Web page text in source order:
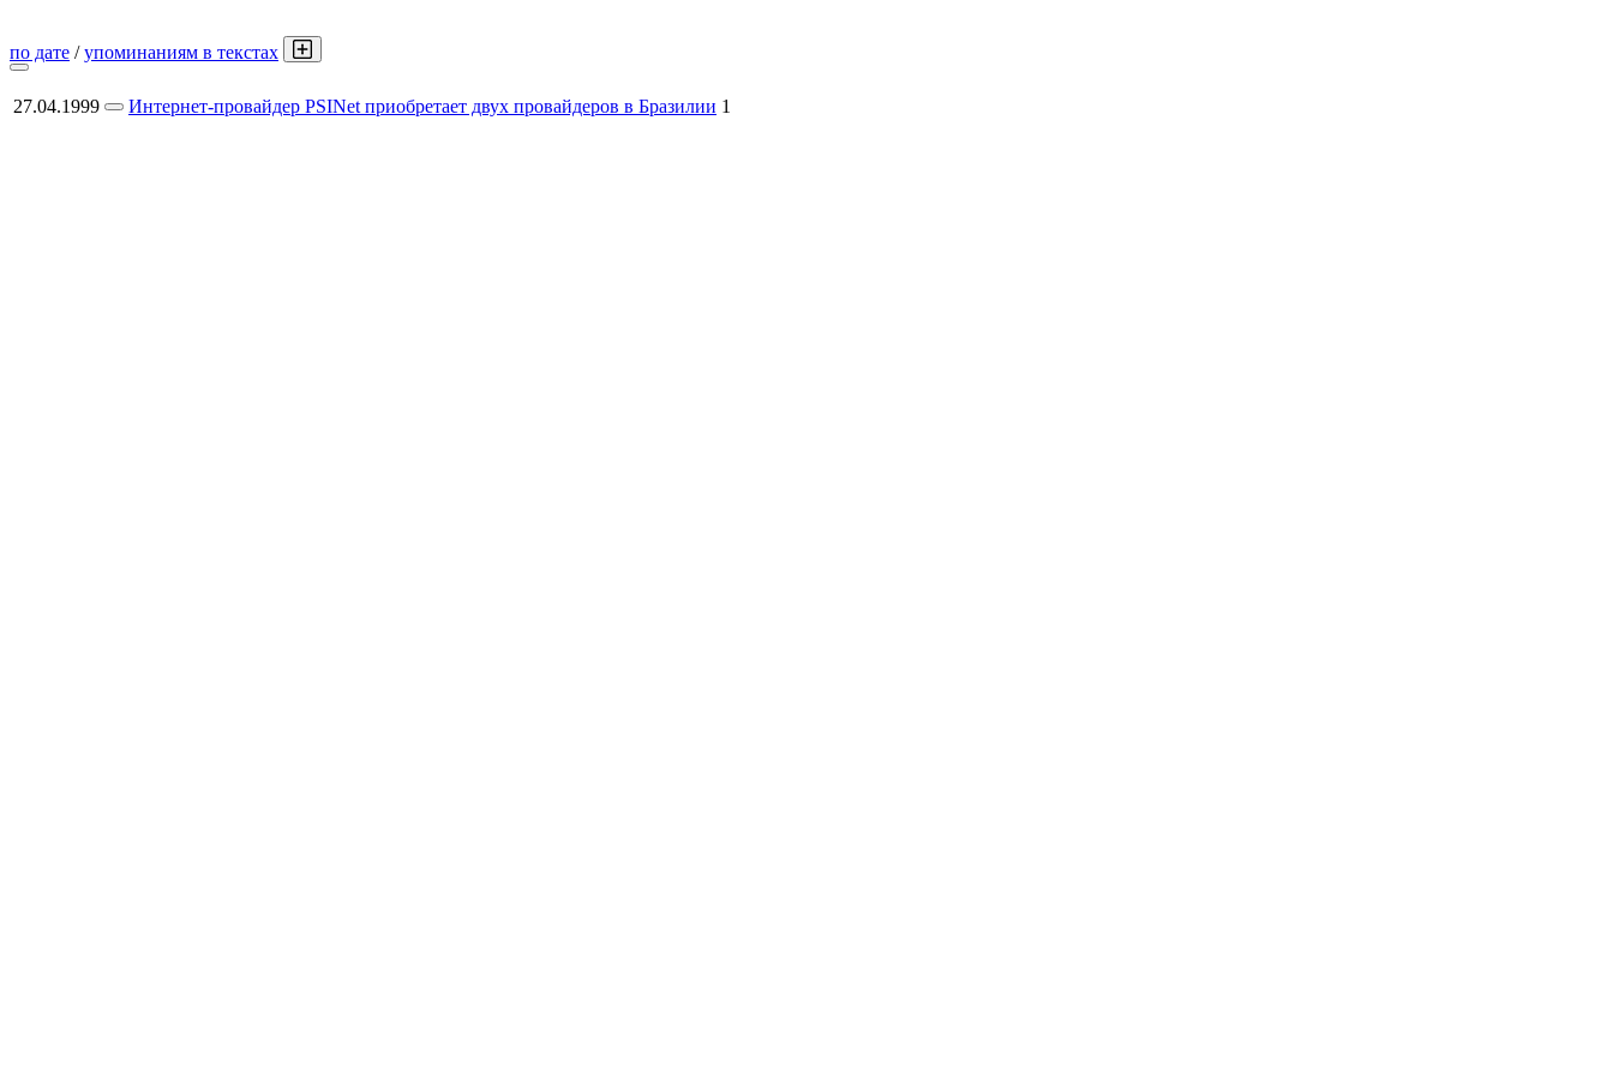
по дате /упоминаниям в текстах
27.04.1999 Интернет-провайдер PSINet приобретает двух провайдеров в Бразилии 1